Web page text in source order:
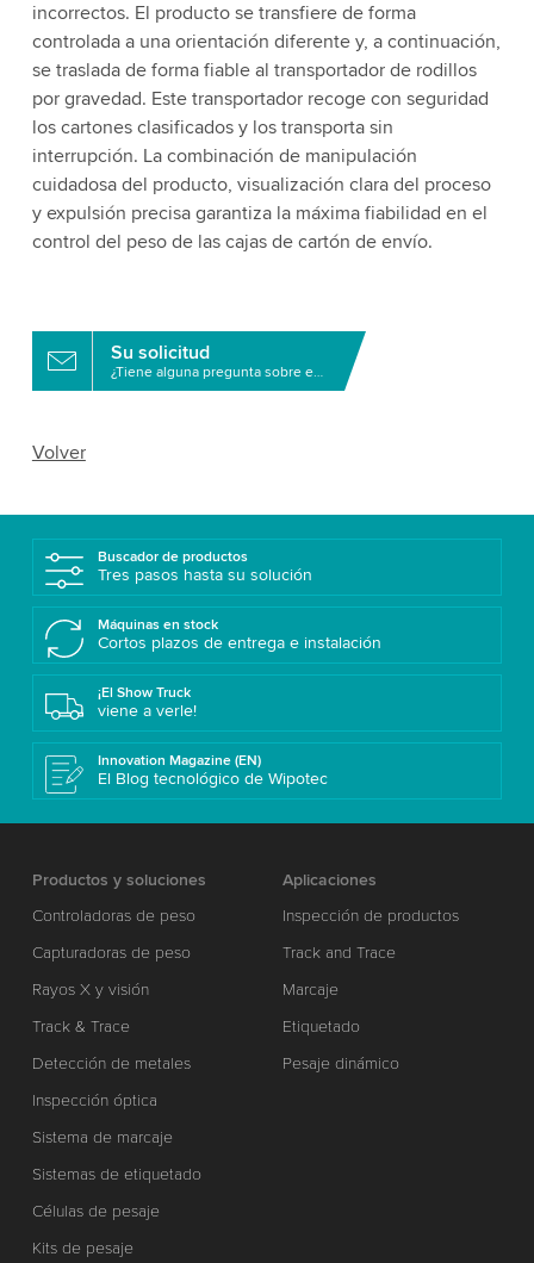
incorrectos. El producto se transfiere de forma
controlada a una orientación diferente y, a continuación,
se traslada de forma fiable al transportador de rodillos
por gravedad. Este transportador recoge con seguridad
los cartones clasificados y los transporta sin
interrupción. La combinación de manipulación
cuidadosa del producto, visualización clara del proceso
y expulsión precisa garantiza la máxima fiabilidad en el
control del peso de las cajas de cartón de envío.
Su solicitud
¿Tiene alguna pregunta sobre este producto?
Volver
Buscador de productos
Tres pasos hasta su solución
Máquinas en stock
Cortos plazos de entrega e instalación
¡El Show Truck
viene a verle!
Innovation Magazine (EN)
El Blog tecnológico de Wipotec
Productos y soluciones
Controladoras de peso
Capturadoras de peso
Rayos X y visión
Track & Trace
Detección de metales
Inspección óptica
Sistema de marcaje
Sistemas de etiquetado
Células de pesaje
Kits de pesaje
Aplicaciones
Inspección de productos
Track and Trace
Marcaje
Etiquetado
Pesaje dinámico